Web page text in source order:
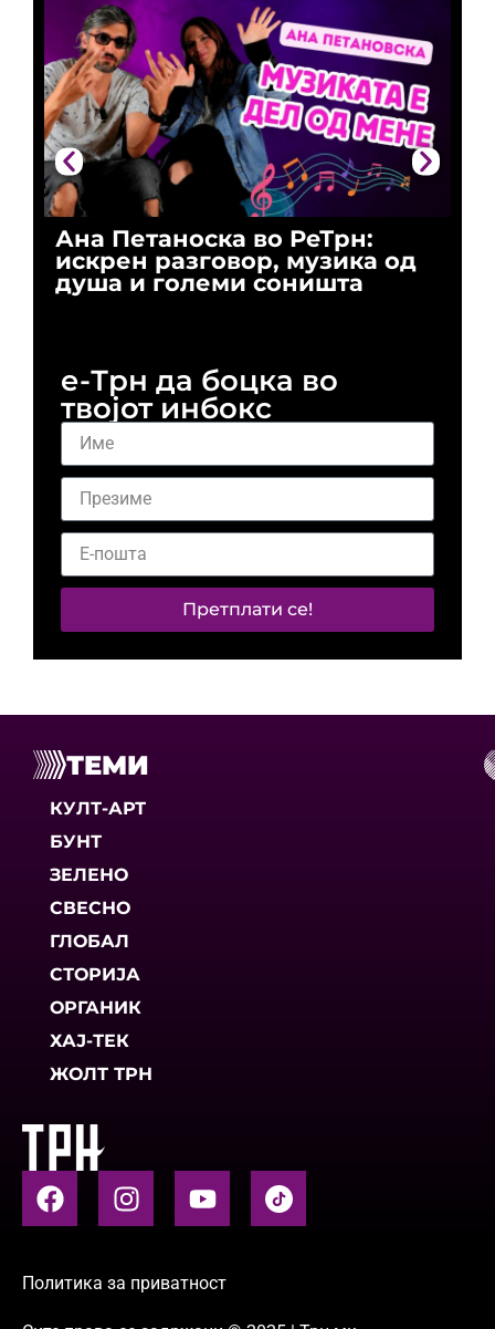
Ана Петаноска во РеТрн:
искрен разговор, музика од
душа и големи соништа
е-Трн да боцка во
твојот инбокс
Претплати се!
ТЕМИ
КУЛТ-АРТ
БУНТ
ЗЕЛЕНО
СВЕСНО
ГЛОБАЛ
СТОРИЈА
ОРГАНИК
ХАЈ-ТЕК
ЖОЛТ ТРН
Политика за приватност